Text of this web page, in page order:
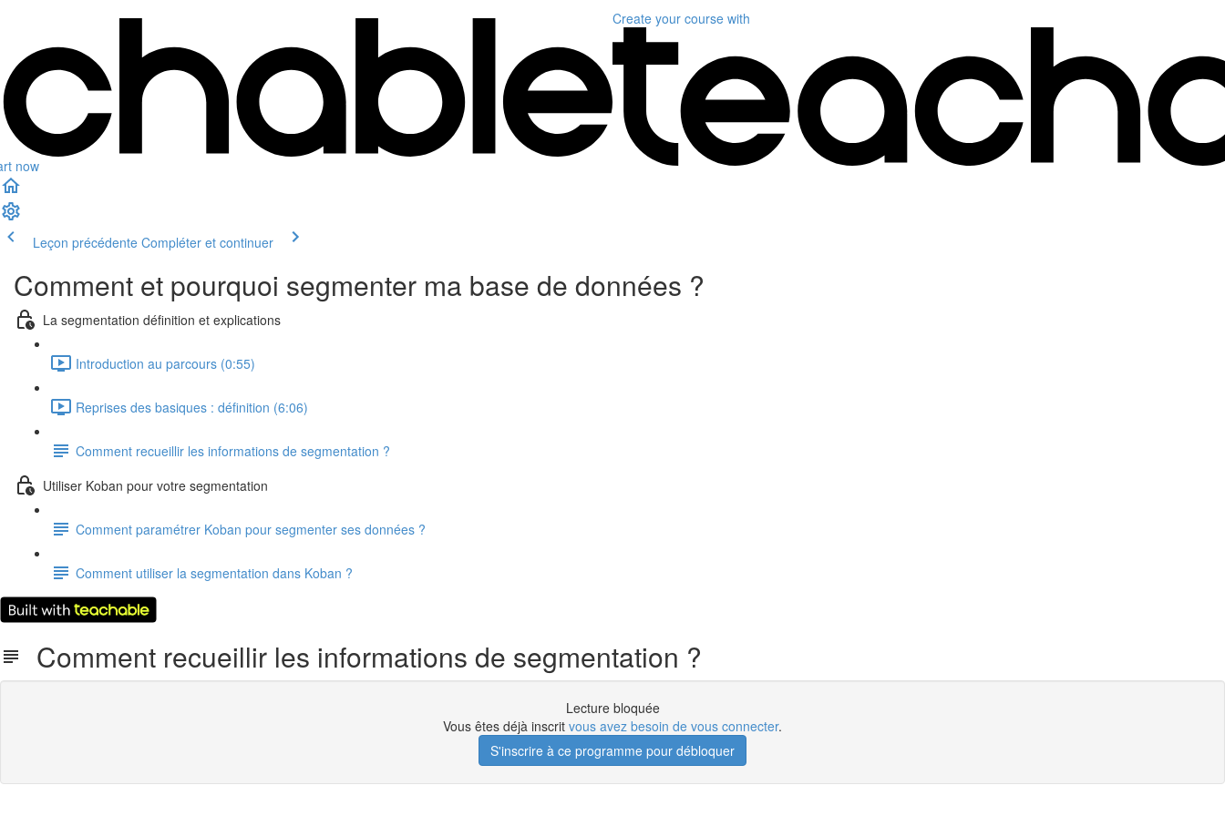
now
Create your course with
Leçon précédente Compléter et continuer
Comment et pourquoi segmenter ma base de données ?
La segmentation définition et explications
Introduction au parcours (0:55)
Reprises des basiques : définition (6:06)
Comment recueillir les informations de segmentation ?
Utiliser Koban pour votre segmentation
Comment paramétrer Koban pour segmenter ses données ?
Comment utiliser la segmentation dans Koban ?
Comment recueillir les informations de segmentation ?
Lecture bloquée
Vous êtes déjà inscrit vous avez besoin de vous connecter.
S'inscrire à ce programme pour débloquer